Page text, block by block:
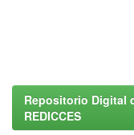
Repositorio Digital
REDICCES